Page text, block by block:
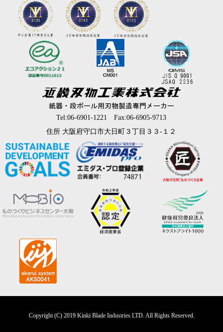
Tel:06-6901-1221 Fax:06-6905-9713
住所 大阪府守口市大日町３丁目３３-１２
Copyright (C) 2019 Kinki Blade Industries LTD. All Rights Reserved.